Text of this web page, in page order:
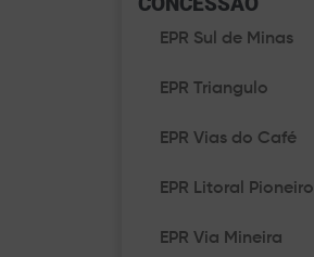
EPR Sul de Minas
EPR Triangulo
EPR Vias do Café
EPR Litoral Pioneiro
EPR Via Mineira